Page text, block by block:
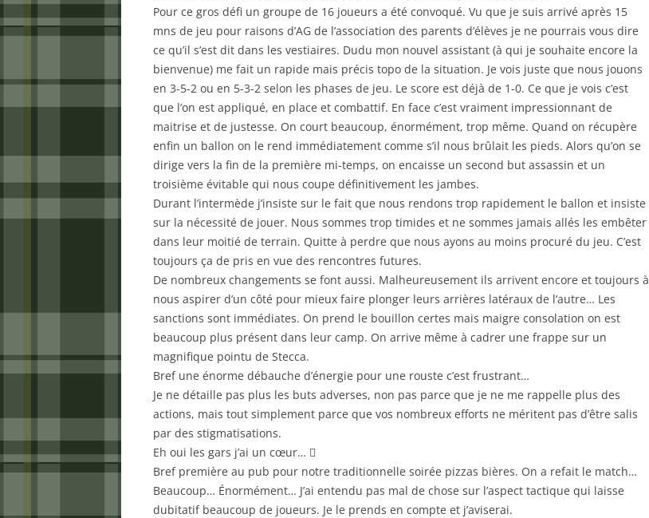
Pour ce gros défi un groupe de 16 joueurs a été convoqué. Vu que je suis arrivé après 15
mns de jeu pour raisons d’AG de l’association des parents d’élèves je ne pourrais vous dire
ce qu’il s’est dit dans les vestiaires. Dudu mon nouvel assistant (à qui je souhaite encore la
bienvenue) me fait un rapide mais précis topo de la situation. Je vois juste que nous jouons
en 3-5-2 ou en 5-3-2 selon les phases de jeu. Le score est déjà de 1-0. Ce que je vois c’est
que l’on est appliqué, en place et combattif. En face c’est vraiment impressionnant de
maitrise et de justesse. On court beaucoup, énormément, trop même. Quand on récupère
enfin un ballon on le rend immédiatement comme s’il nous brûlait les pieds. Alors qu’on se
dirige vers la fin de la première mi-temps, on encaisse un second but assassin et un
troisième évitable qui nous coupe définitivement les jambes.
Durant l’intermède j’insiste sur le fait que nous rendons trop rapidement le ballon et insiste
sur la nécessité de jouer. Nous sommes trop timides et ne sommes jamais allés les embêter
dans leur moitié de terrain. Quitte à perdre que nous ayons au moins procuré du jeu. C’est
toujours ça de pris en vue des rencontres futures.
De nombreux changements se font aussi. Malheureusement ils arrivent encore et toujours à
nous aspirer d’un côté pour mieux faire plonger leurs arrières latéraux de l’autre… Les
sanctions sont immédiates. On prend le bouillon certes mais maigre consolation on est
beaucoup plus présent dans leur camp. On arrive même à cadrer une frappe sur un
magnifique pointu de Stecca.
Bref une énorme débauche d’énergie pour une rouste c’est frustrant…
Je ne détaille pas plus les buts adverses, non pas parce que je ne me rappelle plus des
actions, mais tout simplement parce que vos nombreux efforts ne méritent pas d’être salis
par des stigmatisations.
Eh oui les gars j’ai un cœur… 
Bref première au pub pour notre traditionnelle soirée pizzas bières. On a refait le match…
Beaucoup… Énormément… J’ai entendu pas mal de chose sur l’aspect tactique qui laisse
dubitatif beaucoup de joueurs. Je le prends en compte et j’aviserai.